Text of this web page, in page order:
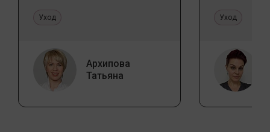
Уход
Архипова
Татьяна
Уход